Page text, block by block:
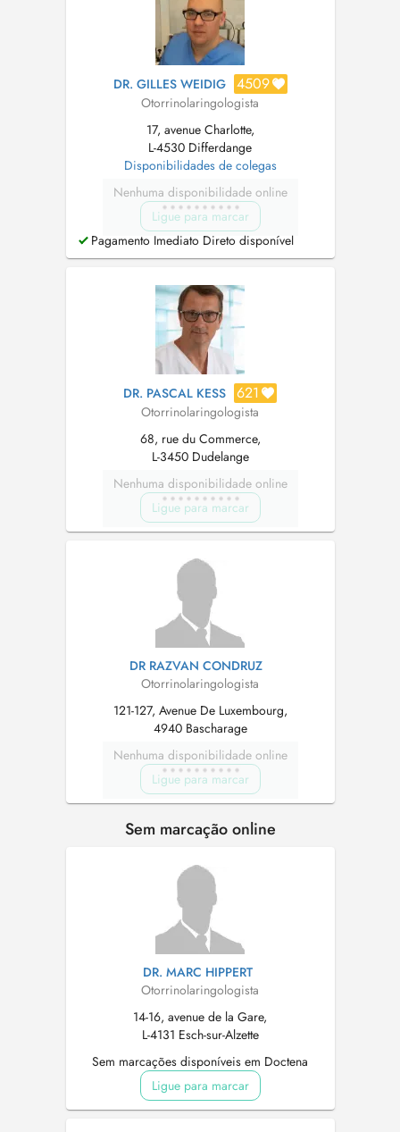
DR. GILLES WEIDIG 4509
Otorrinolaringologista
17, avenue Charlotte,
L-4530 Differdange
Disponibilidades de colegas
Nenhuma disponibilidade online
Ligue para marcar
Pagamento Imediato Direto disponível
DR. PASCAL KESS 621
Otorrinolaringologista
68, rue du Commerce,
L-3450 Dudelange
Nenhuma disponibilidade online
Ligue para marcar
DR RAZVAN CONDRUZ
Otorrinolaringologista
121-127, Avenue De Luxembourg,
4940 Bascharage
Nenhuma disponibilidade online
Ligue para marcar
Sem marcação online
DR. MARC HIPPERT
Otorrinolaringologista
14-16, avenue de la Gare,
L-4131 Esch-sur-Alzette
Sem marcações disponíveis em Doctena
Ligue para marcar